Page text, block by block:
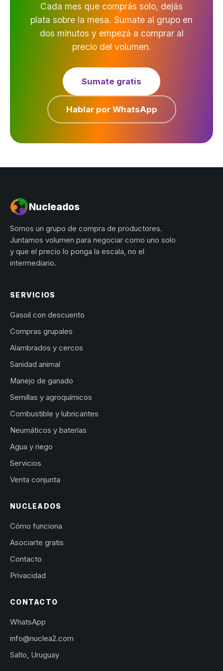
Cada mes que comprás solo, dejás
plata sobre la mesa. Sumate al grupo en
dos minutos y empezá a comprar al
precio del volumen.
Sumate gratis
Hablar por WhatsApp
Nucleados
Somos un grupo de compra de productores.
Juntamos volumen para negociar como uno solo
y que el precio lo ponga la escala, no el
intermediario.
SERVICIOS
Gasoil con descuento
Compras grupales
Alambrados y cercos
Sanidad animal
Manejo de ganado
Semillas y agroquímicos
Combustible y lubricantes
Neumáticos y baterías
Agua y riego
Servicios
Venta conjunta
NUCLEADOS
Cómo funciona
Asociarte gratis
Contacto
Privacidad
CONTACTO
WhatsApp
info@nuclea2.com
Salto, Uruguay